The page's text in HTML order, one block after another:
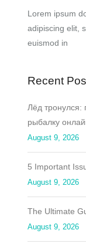
Lorem ipsum
adipiscing elit,
euismod in
Recent
Лёд тронулся:
рыбалку
August 9, 2026
5 Important
August 9, 2026
The Ultimate
August 9, 2026